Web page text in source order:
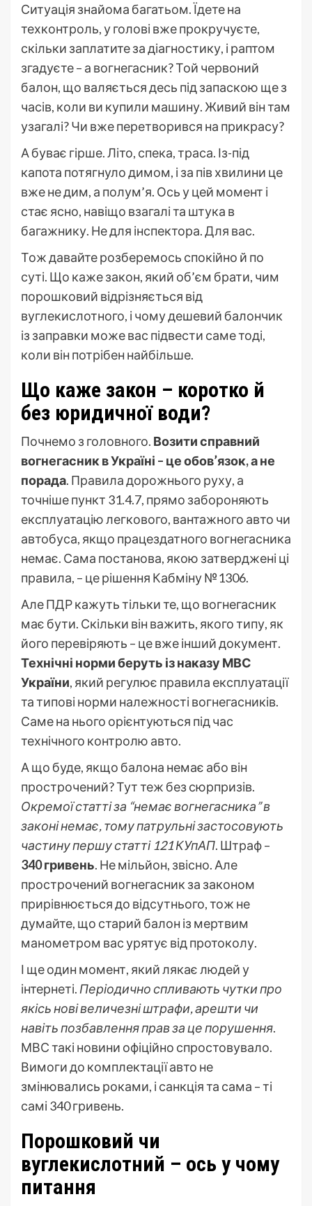
Ситуація знайома багатьом. Їдете на
техконтроль, у голові вже прокручуєте,
скільки заплатите за діагностику, і раптом
згадуєте – а вогнегасник? Той червоний
балон, що валяється десь під запаскою ще з
часів, коли ви купили машину. Живий він там
узагалі? Чи вже перетворився на прикрасу?
А буває гірше. Літо, спека, траса. Із-під
капота потягнуло димом, і за пів хвилини це
вже не дим, а полум’я. Ось у цей момент і
стає ясно, навіщо взагалі та штука в
багажнику. Не для інспектора. Для вас.
Тож давайте розберемось спокійно й по
суті. Що каже закон, який об’єм брати, чим
порошковий відрізняється від
вуглекислотного, і чому дешевий балончик
із заправки може вас підвести саме тоді,
коли він потрібен найбільше.
Що каже закон – коротко й
без юридичної води?
Почнемо з головного. Возити справний
вогнегасник в Україні – це обов’язок, а не
порада. Правила дорожнього руху, а
точніше пункт 31.4.7, прямо забороняють
експлуатацію легкового, вантажного авто чи
автобуса, якщо працездатного вогнегасника
немає. Сама постанова, якою затверджені ці
правила, – це рішення Кабміну №1306.
Але ПДР кажуть тільки те, що вогнегасник
має бути. Скільки він важить, якого типу, як
його перевіряють – це вже інший документ.
Технічні норми беруть із наказу МВС
України, який регулює правила експлуатації
та типові норми належності вогнегасників.
Саме на нього орієнтуються під час
технічного контролю авто.
А що буде, якщо балона немає або він
прострочений? Тут теж без сюрпризів.
Окремої статті за “немає вогнегасника” в
законі немає, тому патрульні застосовують
частину першу статті 121 КУпАП. Штраф –
340 гривень. Не мільйон, звісно. Але
прострочений вогнегасник за законом
прирівнюється до відсутнього, тож не
думайте, що старий балон із мертвим
манометром вас урятує від протоколу.
І ще один момент, який лякає людей у
інтернеті. Періодично спливають чутки про
якісь нові величезні штрафи, арешти чи
навіть позбавлення прав за це порушення.
МВС такі новини офіційно спростовувало.
Вимоги до комплектації авто не
змінювались роками, і санкція та сама – ті
самі 340 гривень.
Порошковий чи
вуглекислотний – ось у чому
питання